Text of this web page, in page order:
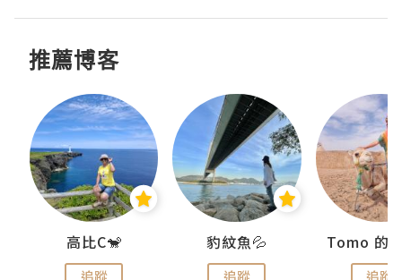
推薦博客
高比C🐒
追蹤
豹紋魚💦
追蹤 追蹤